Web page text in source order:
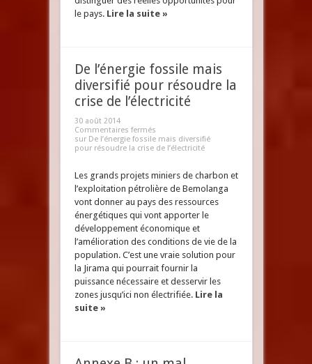
le pays. Lire la suite »
De l’énergie fossile mais
diversifié pour résoudre la
crise de l’électricité
30 août 2014
Commentaires fermés
sur De l’énergie fossile mais diversifié
pour résoudre la crise de l’électricité
Les grands projets miniers de charbon et
l’exploitation pétrolière de Bemolanga
vont donner au pays des ressources
énergétiques qui vont apporter le
développement économique et
l’amélioration des conditions de vie de la
population. C’est une vraie solution pour
la Jirama qui pourrait fournir la
puissance nécessaire et desservir les
zones jusqu’ici non électrifiée. Lire la
suite »